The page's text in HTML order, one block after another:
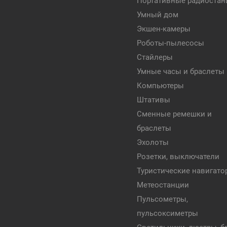
Умный дом
Экшен-камеры
Роботы-пылесосы
Стайлеры
Умные часы и браслеты
Компьютеры
Штативы
Сменные ремешки и
браслеты
Эхолоты
Розетки, выключатели
Туристические
Метеостанции
Пульсометры,
пульсоксиметры